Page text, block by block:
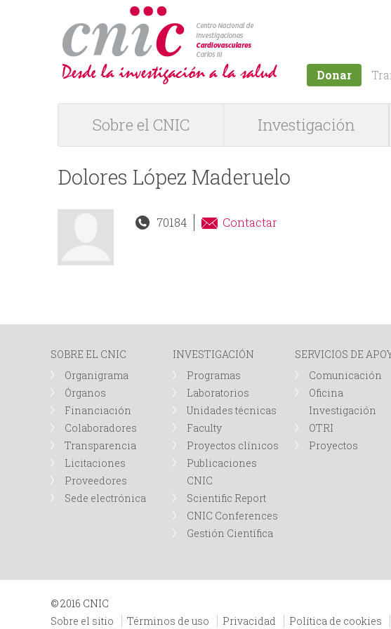
Donar
e
n
P
N
C
P
A
Sobre el CNIC Investigación
Dolores López Maderuelo
70184 Contactar
SOBRE EL CNIC
Organigrama
Órganos
Financiación
Colaboradores
Transparencia
Licitaciones
Proveedores
Sede electrónica
INVESTIGACIÓN
Programas
Laboratorios
Unidades técnicas
Faculty
Proyectos clínicos
Publicaciones
CNIC
Scientific Report
CNIC Conferences
Gestión Científica
SERVICIOS DE
Comunicación
Oficina
Investigación
OTRI
Proyectos
© 2016 CNIC
Sobre el sitio
Términos de uso Privacidad Política de cookies